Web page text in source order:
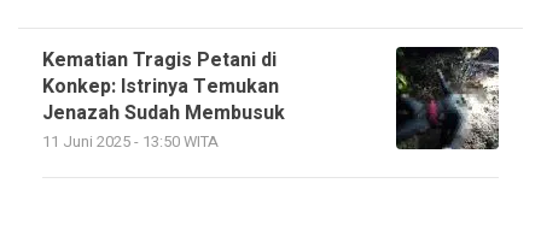
Kematian Tragis Petani di
Konkep: Istrinya Temukan
Jenazah Sudah Membusuk
11 Juni 2025 - 13:50 WITA